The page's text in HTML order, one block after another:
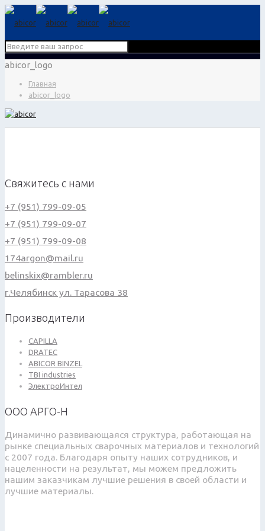
abicor_logo
Главная
abicor_logo
Свяжитесь с нами
+7 (951) 799-09-05
+7 (951) 799-09-07
+7 (951) 799-09-08
174argon@mail.ru
belinskix@rambler.ru
г.Челябинск ул. Тарасова 38
Производители
CAPILLA
DRATEC
ABICOR BINZEL
TBI industries
ЭлектроИнтел
ООО АРГО-Н
Динамично развивающаяся структура, работающая на
рынке специальных сварочных материалов и технологий
с 2007 года. Благодаря опыту наших сотрудников, и
нацеленности на результат, мы можем предложить
нашим заказчикам лучшие решения в своей области и
лучшие материалы.